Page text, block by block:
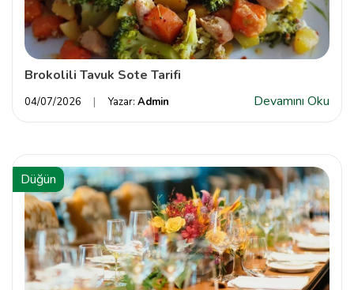
Brokolili Tavuk Sote Tarifi
04/07/2026 Yazar: Admin Devamını Oku
Düğün